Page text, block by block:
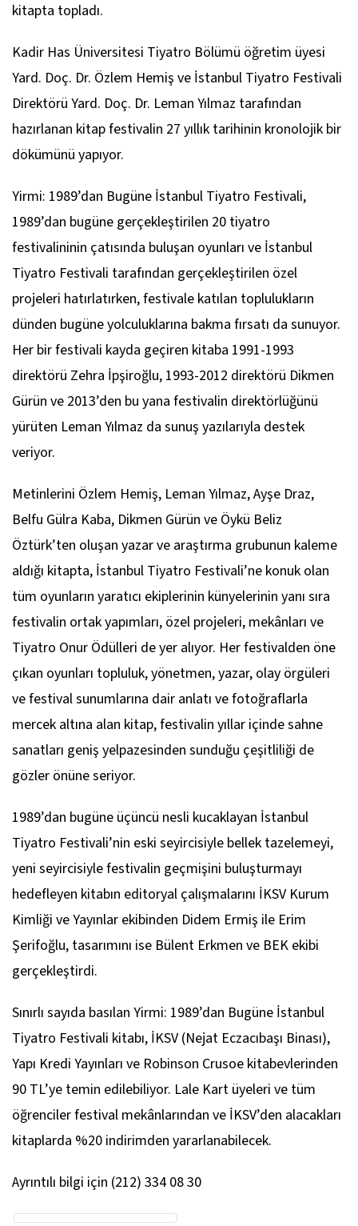
kitapta topladı.
Kadir Has Üniversitesi Tiyatro Bölümü öğretim üyesi
Yard. Doç. Dr. Özlem Hemiş ve İstanbul Tiyatro Festivali
Direktörü Yard. Doç. Dr. Leman Yılmaz tarafından
hazırlanan kitap festivalin 27 yıllık tarihinin kronolojik bir
dökümünü yapıyor.
Yirmi: 1989’dan Bugüne İstanbul Tiyatro Festivali,
1989’dan bugüne gerçekleştirilen 20 tiyatro
festivalininin çatısında buluşan oyunları ve İstanbul
Tiyatro Festivali tarafından gerçekleştirilen özel
projeleri hatırlatırken, festivale katılan toplulukların
dünden bugüne yolculuklarına bakma fırsatı da sunuyor.
Her bir festivali kayda geçiren kitaba 1991-1993
direktörü Zehra İpşiroğlu, 1993-2012 direktörü Dikmen
Gürün ve 2013’den bu yana festivalin direktörlüğünü
yürüten Leman Yılmaz da sunuş yazılarıyla destek
veriyor.
Metinlerini Özlem Hemiş, Leman Yılmaz, Ayşe Draz,
Belfu Gülra Kaba, Dikmen Gürün ve Öykü Beliz
Öztürk’ten oluşan yazar ve araştırma grubunun kaleme
aldığı kitapta, İstanbul Tiyatro Festivali’ne konuk olan
tüm oyunların yaratıcı ekiplerinin künyelerinin yanı sıra
festivalin ortak yapımları, özel projeleri, mekânları ve
Tiyatro Onur Ödülleri de yer alıyor. Her festivalden öne
çıkan oyunları topluluk, yönetmen, yazar, olay örgüleri
ve festival sunumlarına dair anlatı ve fotoğraflarla
mercek altına alan kitap, festivalin yıllar içinde sahne
sanatları geniş yelpazesinden sunduğu çeşitliliği de
gözler önüne seriyor.
1989’dan bugüne üçüncü nesli kucaklayan İstanbul
Tiyatro Festivali’nin eski seyircisiyle bellek tazelemeyi,
yeni seyircisiyle festivalin geçmişini buluşturmayı
hedefleyen kitabın editoryal çalışmalarını İKSV Kurum
Kimliği ve Yayınlar ekibinden Didem Ermiş ile Erim
Şerifoğlu, tasarımını ise Bülent Erkmen ve BEK ekibi
gerçekleştirdi.
Sınırlı sayıda basılan Yirmi: 1989’dan Bugüne İstanbul
Tiyatro Festivali kitabı, İKSV (Nejat Eczacıbaşı Binası),
Yapı Kredi Yayınları ve Robinson Crusoe kitabevlerinden
90 TL’ye temin edilebiliyor. Lale Kart üyeleri ve tüm
öğrenciler festival mekânlarından ve İKSV’den alacakları
kitaplarda %20 indirimden yararlanabilecek.
Ayrıntılı bilgi için (212) 334 08 30